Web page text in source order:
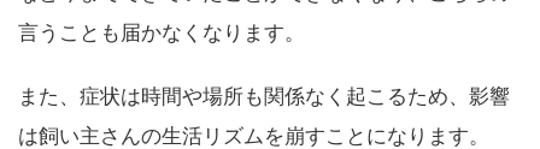
言うことも届かなくなります。
また、症状は時間や場所も関係なく起こるため、影響
は飼い主さんの生活リズムを崩すことになります。